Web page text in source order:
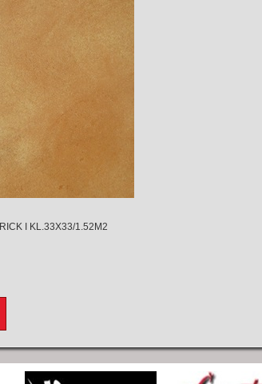
I KL.33X33/1.52M2